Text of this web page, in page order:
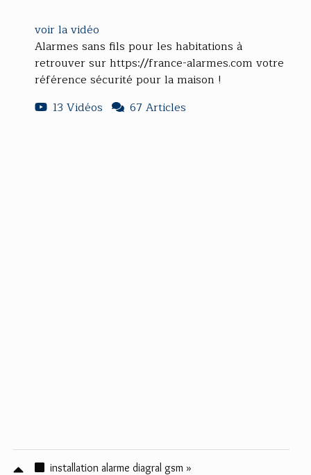
voir la vidéo
Alarmes sans fils pour les habitations à
retrouver sur https://france-alarmes.com votre
référence sécurité pour la maison !
13 Vidéos
67 Articles
installation alarme diagral gsm »